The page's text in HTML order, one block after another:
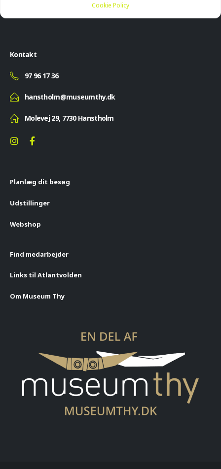
Cookie Policy
Kontakt
97 96 17 36
hanstholm@museumthy.dk
Molevej 29, 7730 Hanstholm
Planlæg dit besøg
Udstillinger
Webshop
Find medarbejder
Links til Atlantvolden
Om Museum Thy